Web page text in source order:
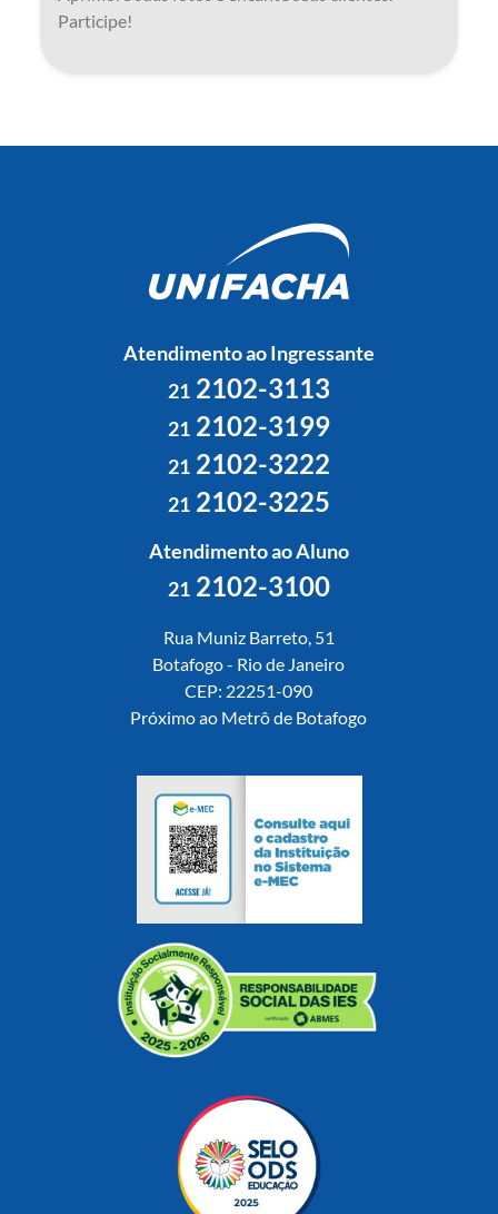
Participe!
Atendimento ao Ingressante
212102-3113
212102-3199
212102-3222
212102-3225
Atendimento ao Aluno
212102-3100
Rua Muniz Barreto, 51
Botafogo - Rio de Janeiro
CEP: 22251-090
Próximo ao Metrô de Botafogo